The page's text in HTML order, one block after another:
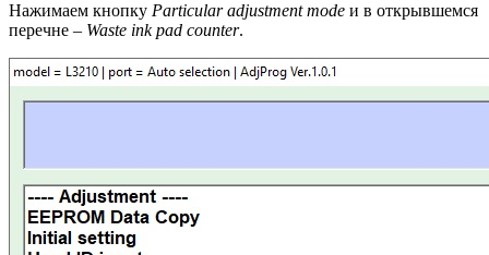
Нажимаем кнопку Particular adjustment mode и в открывшемся
перечне – Waste ink pad counter.